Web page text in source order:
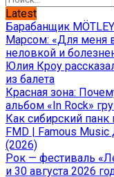
Latest
Барабанщик
Марсом: «Для меня
неловкой и
Юлия Кроу
из балета
Красная зона:
альбом «In Rock»
Как сибирский панк
FMD | Famous
(2026)
Рок — фестиваль
и 30 августа 2026